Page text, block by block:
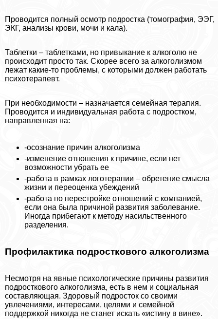
Проводится полный осмотр подростка (томография, ЭЭГ,
ЭКГ, анализы крови, мочи и кала).
Таблетки – таблетками, но привыкание к алкоголю не
происходит просто так. Скорее всего за алкоголизмом
лежат какие-то проблемы, с которыми должен работать
психотерапевт.
При необходимости – назначается семейная терапия.
Проводится и индивидуальная работа с подростком,
направленная на:
-осознание причин алкоголизма
-изменение отношения к причине, если нет
возможности убрать ее
-работа в рамках логотерапии – обретение смысла
жизни и переоценка убеждений
-работа по перестройке отношений с компанией,
если она была причиной развития заболевание.
Иногда прибегают к методу насильственного
разделения.
Профилактика подросткового алкоголизма
Несмотря на явные психологические причины развития
подросткового алкоголизма, есть в нем и социальная
составляющая. Здоровый подросток со своими
увлечениями, интересами, целями и семейной
поддержкой никогда не станет искать «истину в вине».